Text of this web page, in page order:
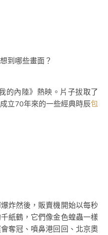
到哪些畫面？
內陸》熱映。片子拔取了
立70年來的一些經典時辰包
然後，販賣機開始以每秒
紙鶴，它們像金色蝗蟲一樣
奪冠、噴鼻港回回、北京奧